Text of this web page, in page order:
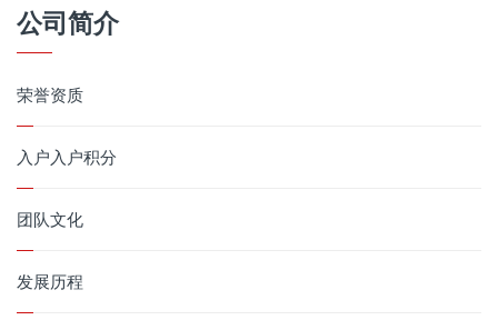
公司简介
荣誉资质
入户入户积分
团队文化
发展历程